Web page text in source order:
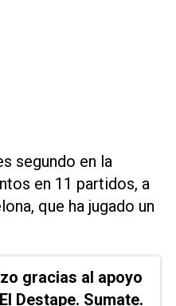
segundo en la
en 11 partidos, a
que ha jugado un
gracias al apoyo
Destape. Sumate.